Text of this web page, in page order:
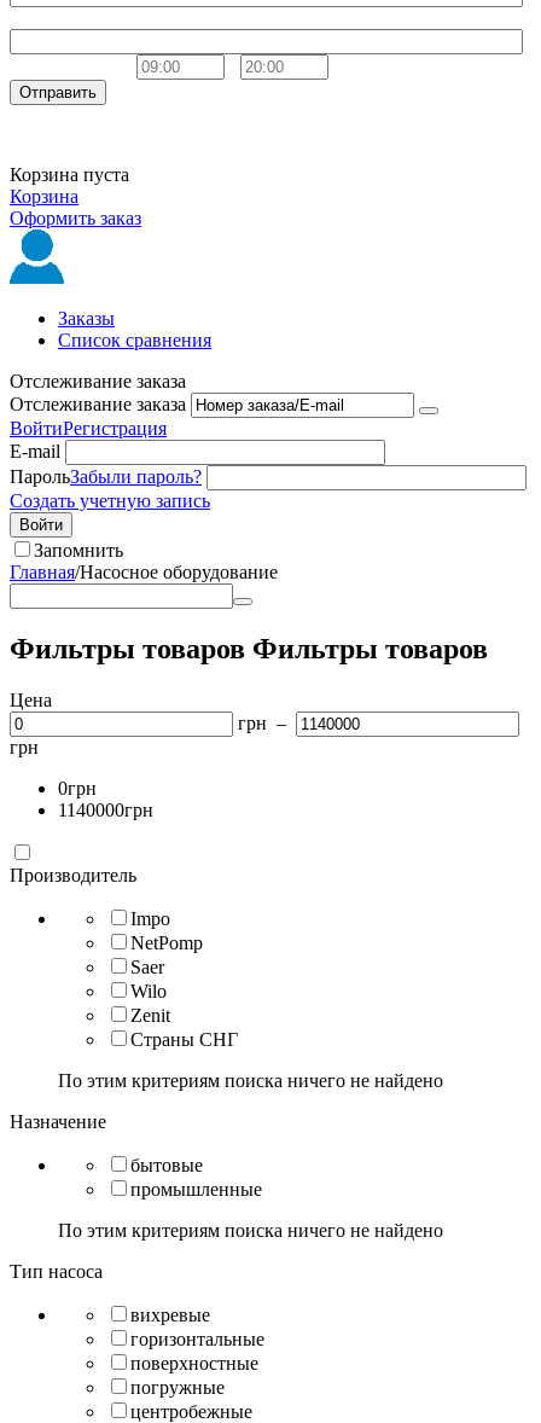
Отправить
Корзина пуста
Корзина
Оформить заказ
Заказы
Список сравнения
Отслеживание заказа
Отслеживание заказа
ВойтиРегистрация
E-mail
ПарольЗабыли пароль?
Создать учетную запись
Войти
Запомнить
Главная/Насосное оборудование
Фильтры товаров Фильтры товаров
Цена
грн –
грн
0грн
1140000грн
Производитель
Impo
NetPomp
Saer
Wilo
Zenit
Страны СНГ
По этим критериям поиска ничего не найдено
Назначение
бытовые
промышленные
По этим критериям поиска ничего не найдено
Тип насоса
вихревые
горизонтальные
поверхностные
погружные
центробежные